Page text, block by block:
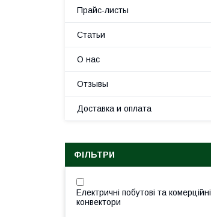
Прайс-листы
Статьи
О нас
Отзывы
Доставка и оплата
ФІЛЬТРИ
Електричні побутові та комерційні
конвектори